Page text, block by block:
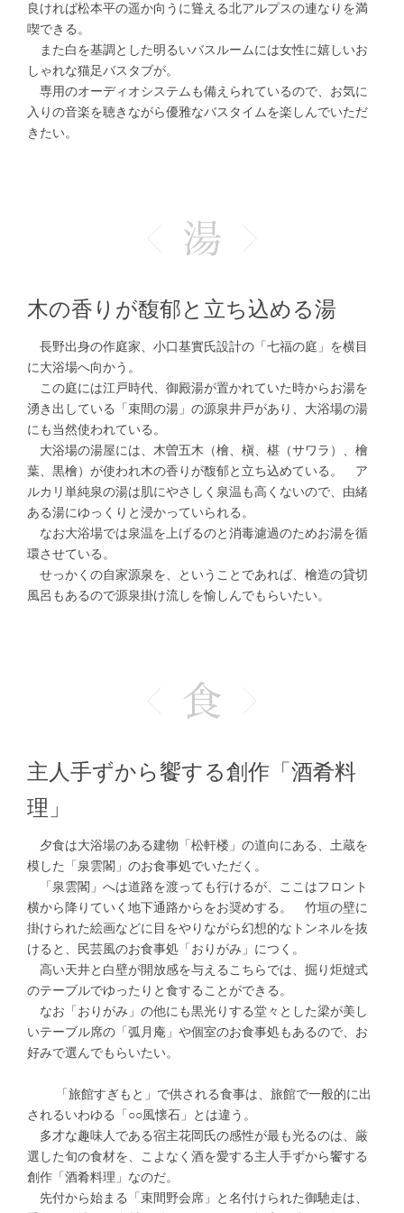
良ければ松本平の遥か向うに聳える北アルプスの連なりを満
喫できる。
また白を基調とした明るいバスルームには女性に嬉しいお
しゃれな猫足バスタブが。
専用のオーディオシステムも備えられているので、お気に
入りの音楽を聴きながら優雅なバスタイムを楽しんでいただ
きたい。
木の香りが馥郁と立ち込める湯
長野出身の作庭家、小口基實氏設計の「七福の庭」を横目
に大浴場へ向かう。
この庭には江戸時代、御殿湯が置かれていた時からお湯を
湧き出している「束間の湯」の源泉井戸があり、大浴場の湯
にも当然使われている。
大浴場の湯屋には、木曽五木（檜、槇、椹（サワラ）、檜
葉、黒檜）が使われ木の香りが馥郁と立ち込めている。 ア
ルカリ単純泉の湯は肌にやさしく泉温も高くないので、由緒
ある湯にゆっくりと浸かっていられる。
なお大浴場では泉温を上げるのと消毒濾過のためお湯を循
環させている。
せっかくの自家源泉を、ということであれば、檜造の貸切
風呂もあるので源泉掛け流しを愉しんでもらいたい。
主人手ずから饗する創作「酒肴料
理」
夕食は大浴場のある建物「松軒楼」の道向にある、土蔵を
模した「泉雲閣」のお食事処でいただく。
「泉雲閣」へは道路を渡っても行けるが、ここはフロント
横から降りていく地下通路からをお奨めする。 竹垣の壁に
掛けられた絵画などに目をやりながら幻想的なトンネルを抜
けると、民芸風のお食事処「おりがみ」につく。
高い天井と白壁が開放感を与えるこちらでは、掘り炬燵式
のテーブルでゆったりと食することができる。
なお「おりがみ」の他にも黒光りする堂々とした梁が美し
いテーブル席の「弧月庵」や個室のお食事処もあるので、お
好みで選んでもらいたい。
「旅館すぎもと」で供される食事は、旅館で一般的に出
されるいわゆる「○○風懐石」とは違う。
多才な趣味人である宿主花岡氏の感性が最も光るのは、厳
選した旬の食材を、こよなく酒を愛する主人手ずから饗する
創作「酒肴料理」なのだ。
先付から始まる「束間野会席」と名付けられた御馳走は、